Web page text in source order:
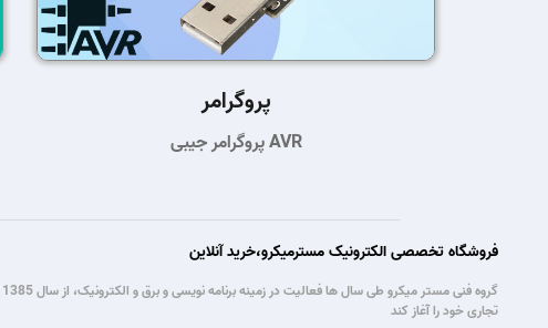
پروگرامر
پروگرامر جیبی AVR
فروشگاه تخصصی الکترونیک مسترمیکرو،خرید آنلاین
تجاری خود را آغاز کند